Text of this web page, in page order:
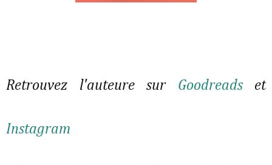
Retrouvez l'auteure sur Goodreadset
Instagram